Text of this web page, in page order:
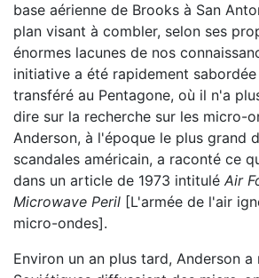
base aérienne de Brooks à San
plan visant à combler, selon ses
énormes lacunes de nos
initiative a été rapidement
transféré au Pentagone, où il n'a
dire sur la recherche sur les micro-
Anderson, à l'époque le plus grand
scandales américain, a raconté ce
dans un article de 1973 intitulé Air
Microwave Peril [L'armée de l'air
micro-ondes].
Environ un an plus tard, Anderson a